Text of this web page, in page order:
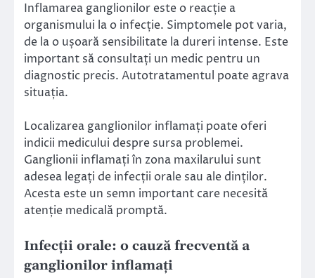
Inflamarea ganglionilor este o reacție a
organismului la o infecție. Simptomele pot varia,
de la o ușoară sensibilitate la dureri intense. Este
important să consultați un medic pentru un
diagnostic precis. Autotratamentul poate agrava
situația.
Localizarea ganglionilor inflamați poate oferi
indicii medicului despre sursa problemei.
Ganglionii inflamați în zona maxilarului sunt
adesea legați de infecții orale sau ale dinților.
Acesta este un semn important care necesită
atenție medicală promptă.
Infecții orale: o cauză frecventă a
ganglionilor inflamați